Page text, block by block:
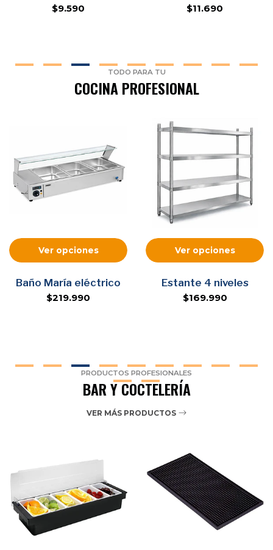
$9.590 $11.690
TODO PARA TU
COCINA PROFESIONAL
Ver opciones
Baño María eléctrico
$219.990
Ver opciones
Estante 4 niveles
$169.990
PRODUCTOS PROFESIONALES
BAR Y COCTELERÍA
VER MÁS PRODUCTOS